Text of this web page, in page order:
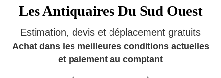
Les Antiquaires Du Sud Ouest
Estimation, devis et déplacement gratuits
Achat dans les meilleures conditions actuelles
et paiement au comptant